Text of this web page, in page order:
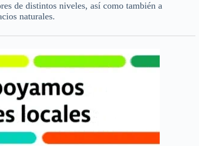
de distintos niveles, así como también a
naturales.